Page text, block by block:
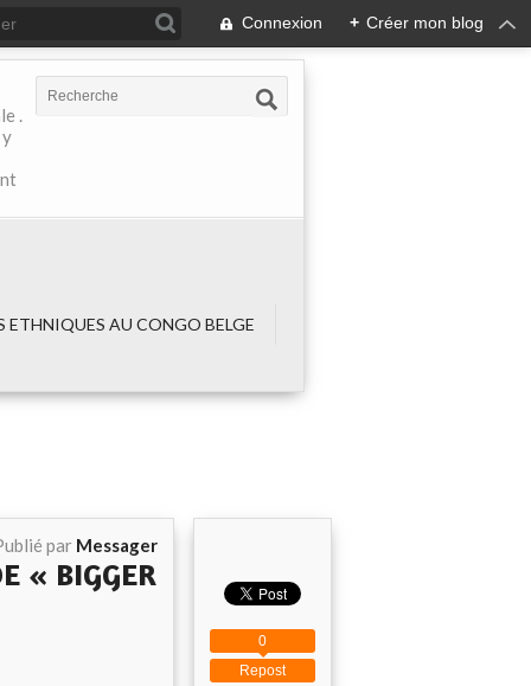
Connexion + Créer mon blog
.
AU CONGO BELGE
par Messager
« BIGGER
Repost
0